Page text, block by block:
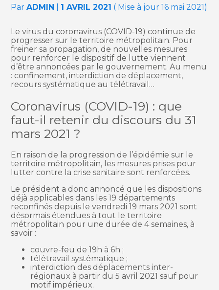
ParADMIN 1 AVRIL 2021 ( Mise à jour 16 mai 2021)
Le virus du coronavirus (COVID-19) continue de
progresser sur le territoire métropolitain. Pour
freiner sa propagation, de nouvelles mesures
pour renforcer le dispositif de lutte viennent
d’être annoncées par le gouvernement. Au menu
: confinement, interdiction de déplacement,
recours systématique au télétravail…
Coronavirus (COVID-19) : que
faut-il retenir du discours du 31
mars 2021 ?
En raison de la progression de l’épidémie sur le
territoire métropolitain, les mesures prises pour
lutter contre la crise sanitaire sont renforcées.
Le président a donc annoncé que les dispositions
déjà applicables dans les 19 départements
reconfinés depuis le vendredi 19 mars 2021 sont
désormais étendues à tout le territoire
métropolitain pour une durée de 4 semaines, à
savoir :
couvre-feu de 19h à 6h ;
télétravail systématique ;
interdiction des déplacements inter-
régionaux à partir du 5 avril 2021 sauf pour
motif impérieux.